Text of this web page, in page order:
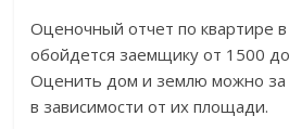
Оценочный отчет по квартире
обойдется заемщику от 1500
Оценить дом и землю можно
в зависимости от их площади.